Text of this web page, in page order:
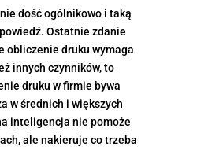
dość ogólnikowo i taką
Ostatnie zdanie
obliczenie druku wymaga
innych czynników, to
druku w firmie bywa
w średnich i większych
inteligencja nie pomoże
ale nakieruje co trzeba